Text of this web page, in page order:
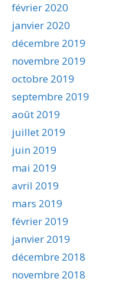
février 2020
janvier 2020
décembre 2019
novembre 2019
octobre 2019
septembre 2019
août 2019
juillet 2019
juin 2019
mai 2019
avril 2019
mars 2019
février 2019
janvier 2019
décembre 2018
novembre 2018